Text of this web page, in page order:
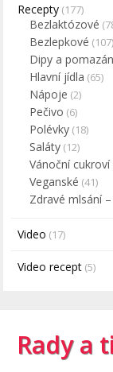
Recepty (177)
Bezlaktózové
Bezlepkové (107)
Dipy a
Hlavní jídla (65)
Nápoje (2)
Pečivo (6)
Polévky (18)
Saláty (12)
Vánoční cukroví
Veganské (41)
Zdravé mlsání
Video (17)
Video recept (5)
Rady a